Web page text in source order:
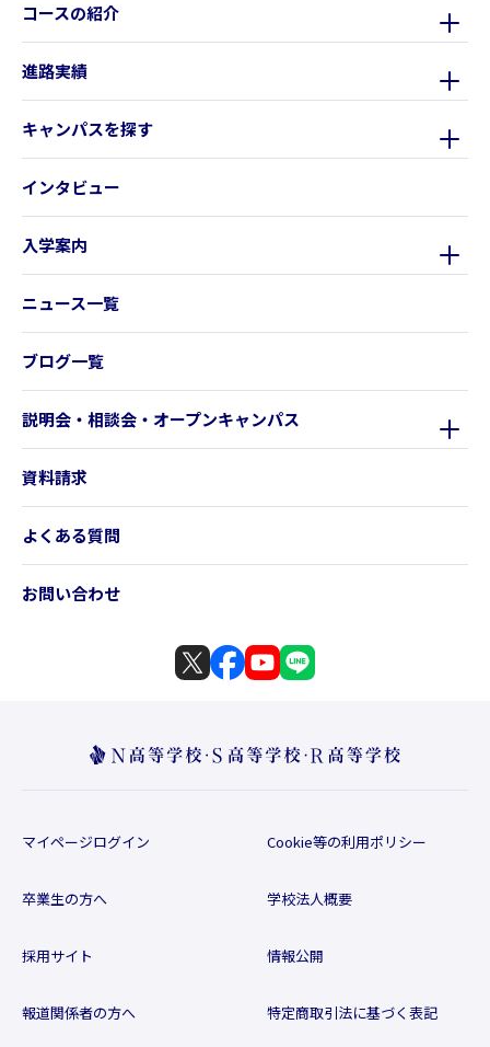
コースの紹介
進路実績
キャンパスを探す
インタビュー
入学案内
ニュース一覧
ブログ一覧
説明会・相談会・オープンキャンパス
資料請求
よくある質問
お問い合わせ
マイページログイン
卒業生の方へ
採用サイト
報道関係者の方へ
Cookie等の利用ポリシー
学校法人概要
情報公開
特定商取引法に基づく表記